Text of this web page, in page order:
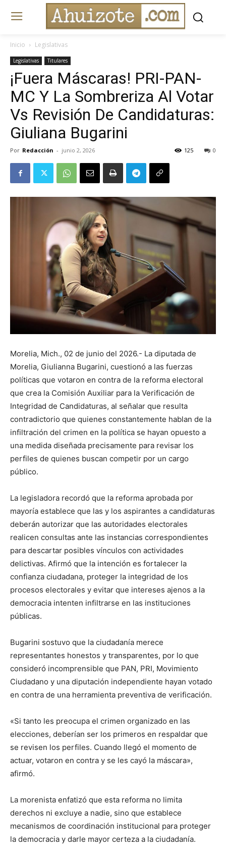
Inicio Legislativas
Legislativas Titulares
¡Fuera Máscaras! PRI-PAN-
MC Y La Sombreriza Al Votar
Vs Revisión De Candidaturas:
Giuliana Bugarini
Por Redacción - junio 2, 2026 0
125
Morelia, Mich., 02 de junio del 2026.- La diputada de
Morelia, Giulianna Bugarini, cuestionó a las fuerzas
políticas que votaron en contra de la reforma electoral
que crea la Comisión Auxiliar para la Verificación de
Integridad de Candidaturas, al señalar que resulta
contradictorio que quienes constantemente hablan de la
infiltración del crimen en la política se hayan opuesto a
una medida diseñada precisamente para revisar los
perfiles de quienes buscan competir por un cargo
público.
La legisladora recordó que la reforma aprobada por
mayoría establece que las y los aspirantes a candidaturas
deberán autorizar que las autoridades electorales
realicen consultas ante las instancias correspondientes
para descartar posibles vínculos con actividades
delictivas. Afirmó que la intención es fortalecer la
confianza ciudadana, proteger la integridad de los
procesos electorales y evitar que intereses ajenos a la
democracia intenten infiltrarse en las instituciones
públicas.
Bugarini sostuvo que la ciudadanía merece
representantes honestos y transparentes, por lo que
consideró incomprensible que PAN, PRI, Movimiento
Ciudadano y una diputación independiente hayan votado
en contra de una herramienta preventiva de verificación.
«Si tanto les preocupa el crimen organizado en las
elecciones, deberían ser los primeros en respaldar que
se revisen los perfiles. Cuando llegó el momento de
actuar, votaron en contra y se les cayó la máscara»,
afirmó.
La morenista enfatizó que esta reforma no limita
derechos ni excluye a nadie, sino que establece
mecanismos de coordinación institucional para proteger
la democracia y darle mayor certeza a la ciudadanía.